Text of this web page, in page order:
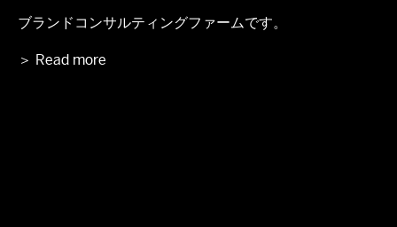
ブランドコンサルティングファームです。
＞ Read more